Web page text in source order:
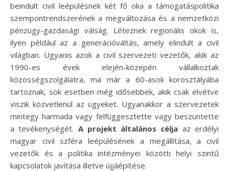
beindult civil leépülésnek két fő oka a támogatáspolitika
szempontrendszerének a megváltozása és a nemzetközi
pénzügy-gazdasági válság. Léteznek regionális okok is,
ilyen például az a generációváltás, amely elindult a civil
világban. Ugyanis azok a civil szervezeti vezetők, akik az
1990-es évek elején-közepén vállalkoztak
közösségszolgálatra, ma már a 60-asok korosztályába
tartoznak, sok esetben még idősebbek, akik csak elvétve
viszik közvetlenül az ügyeket. Ugyanakkor a szervezetek
mintegy harmada vagy felfüggesztette vagy beszüntette
a tevékenységét. A projekt általános célja az erdélyi
magyar civil szféra leépülésének a megállítása, a civil
vezetők és a politika intézményei közötti helyi szintű
kapcsolatok javítása illetve újjáépítése.